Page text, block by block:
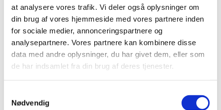
at analysere vores trafik. Vi deler også oplysninger om
din brug af vores hjemmeside med vores partnere inden
for sociale medier, annonceringspartnere og
analysepartnere. Vores partnere kan kombinere disse
data med andre oplysninger, du har givet dem, eller som
de har indsamlet fra din brug af deres tjenester.
Nødvendig